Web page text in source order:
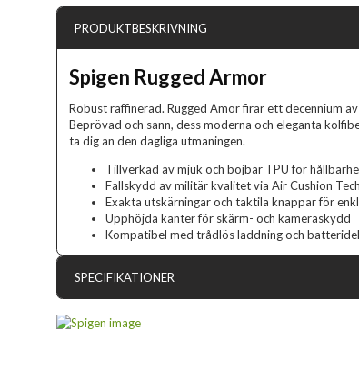
PRODUKTBESKRIVNING
Spigen Rugged Armor
Robust raffinerad. Rugged Amor firar ett decennium
Beprövad och sann, dess moderna och eleganta
ta dig an den dagliga utmaningen.
Tillverkad av mjuk och böjbar TPU för
Fallskydd av militär kvalitet via Air Cushion
Exakta utskärningar och taktila knappar för
Upphöjda kanter för skärm- och kameraskydd
Kompatibel med trådlös laddning och
SPECIFIKATIONER